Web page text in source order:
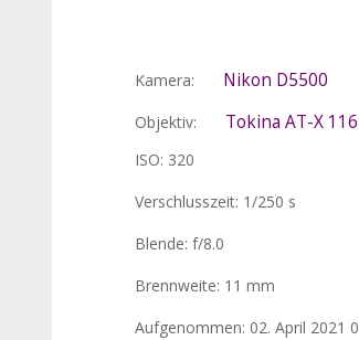
Kamera: Nikon D5500
Objektiv: Tokina AT-X
ISO: 320
Verschlusszeit: 1/250 s
Blende: f/8.0
Brennweite: 11 mm
Aufgenommen: 02. April 2021